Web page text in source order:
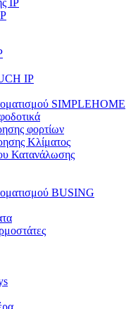
IP
IP
SIMPLEHOME
φορτίων
Κλίματος
Κατανάλωσης
BUSING